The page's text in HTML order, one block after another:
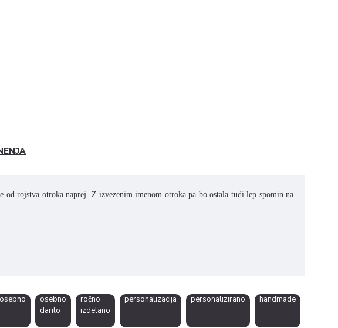
rojstva otroka naprej. Z izvezenim imenom otroka pa bo ostala tudi lep spomin na
osebno
osebno
darilo
ročno
izdelano
personalizacija personalizirano handmade